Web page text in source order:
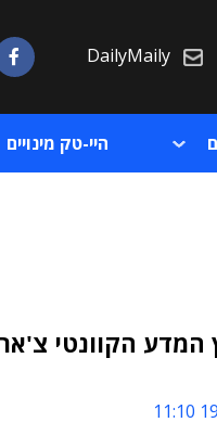
DailyMaily
היי-טק מינויים
המדע הקוונטי